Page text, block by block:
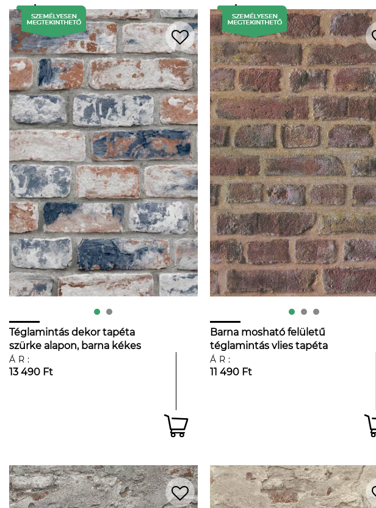
Téglamintás dekor tapéta
szürke alapon, barna kékes
foltos hatással
ÁR:
13 490 Ft
Barna mosható felületű
téglamintás vlies tapéta
ÁR:
11 490 Ft